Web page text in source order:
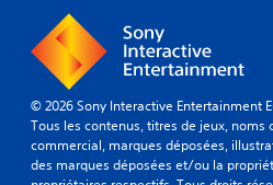
© 2026 Sony Interactive Entertainment
Tous les contenus, titres de jeux,
commercial, marques déposées,
des marques déposées et/ou la